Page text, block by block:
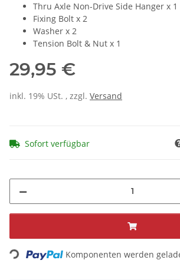
Thru Axle Non-Drive Side Hanger x 1
Fixing Bolt x 2
Washer x 2
Tension Bolt & Nut x 1
29,95 €
inkl. 19% USt. , zzgl. Versand
Sofort verfügbar
Loading... Komponenten werden